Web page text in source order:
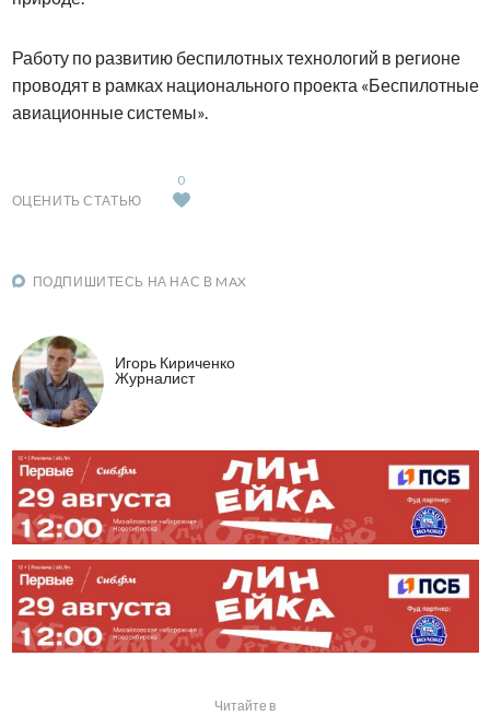
Работу по развитию беспилотных технологий в регионе
проводят в рамках национального проекта «Беспилотные
авиационные системы».
ОЦЕНИТЬ СТАТЬЮ
0
ПОДПИШИТЕСЬ НА НАС В MAX
Игорь Кириченко
Журналист
Читайте в